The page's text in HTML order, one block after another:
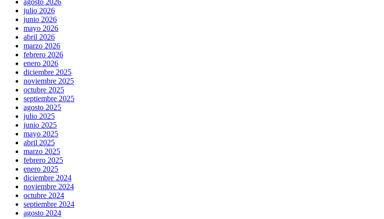
agosto 2026
julio 2026
junio 2026
mayo 2026
abril 2026
marzo 2026
febrero 2026
enero 2026
diciembre 2025
noviembre 2025
octubre 2025
septiembre 2025
agosto 2025
julio 2025
junio 2025
mayo 2025
abril 2025
marzo 2025
febrero 2025
enero 2025
diciembre 2024
noviembre 2024
octubre 2024
septiembre 2024
agosto 2024